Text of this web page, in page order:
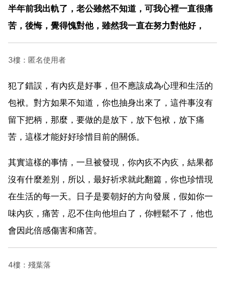
半年前我出軌了，老公雖然不知道，可我心裡一直很痛
苦，後悔，覺得愧對他，雖然我一直在努力對他好，
3樓：匿名使用者
犯了錯誤，有內疚是好事，但不應該成為心理和生活的
包袱。對方如果不知道，你也抽身出來了，這件事沒有
留下把柄，那麼，要做的是放下，放下包袱，放下痛
苦，這樣才能好好珍惜目前的關係。
其實這樣的事情，一旦被發現，你內疚不內疚，結果都
沒有什麼差別，所以，最好祈求就此翻篇，你也珍惜現
在生活的每一天。日子是要朝好的方向發展，假如你一
味內疚，痛苦，忍不住向他坦白了，你輕鬆不了，他也
會因此倍感傷害和痛苦。
4樓：殘葉落